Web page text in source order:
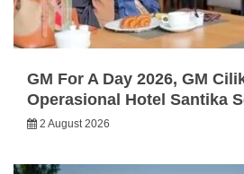
GM For A Day 2026, GM
Operasional Hotel Santika
2 August 2026